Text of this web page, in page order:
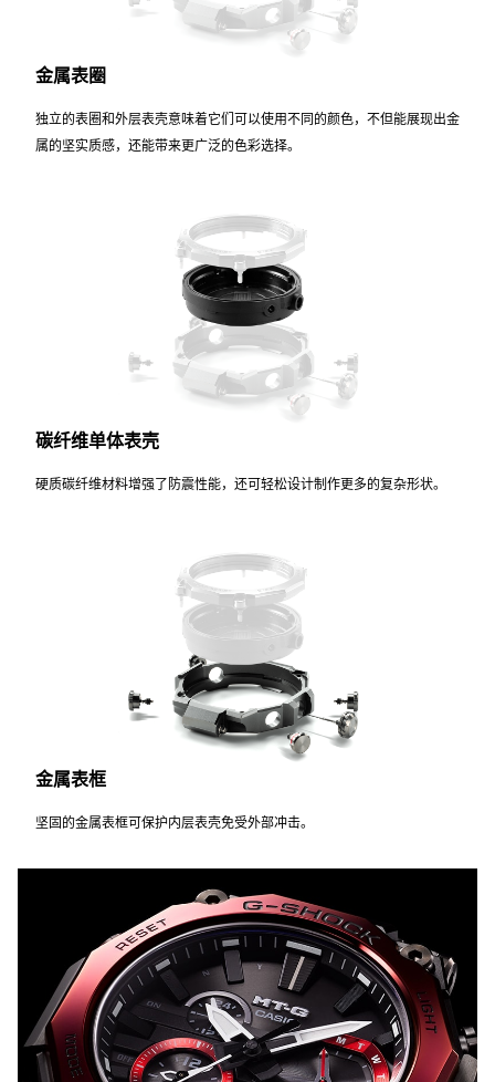
金属表圈
独立的表圈和外层表壳意味着它们可以使用不同的颜色，不但能展现出金
属的坚实质感，还能带来更广泛的色彩选择。
碳纤维单体表壳
硬质碳纤维材料增强了防震性能，还可轻松设计制作更多的复杂形状。
金属表框
坚固的金属表框可保护内层表壳免受外部冲击。